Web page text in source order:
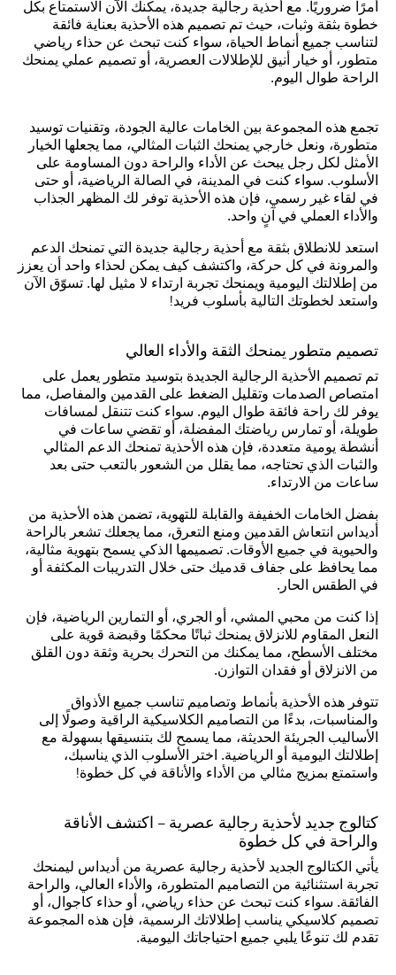
أمرًا ضروريًا. مع أحذية رجالية جديدة، يمكنك الآن الاستمتاع بكل
خطوة بثقة وثبات، حيث تم تصميم هذه الأحذية بعناية فائقة
لتناسب جميع أنماط الحياة، سواء كنت تبحث عن حذاء رياضي
متطور، أو خيار أنيق للإطلالات العصرية، أو تصميم عملي يمنحك
الراحة طوال اليوم.
تجمع هذه المجموعة بين الخامات عالية الجودة، وتقنيات توسيد
متطورة، ونعل خارجي يمنحك الثبات المثالي، مما يجعلها الخيار
الأمثل لكل رجل يبحث عن الأداء والراحة دون المساومة على
الأسلوب. سواء كنت في المدينة، في الصالة الرياضية، أو حتى
في لقاء غير رسمي، فإن هذه الأحذية توفر لك المظهر الجذاب
والأداء العملي في آنٍ واحد.
استعد للانطلاق بثقة مع أحذية رجالية جديدة التي تمنحك الدعم
والمرونة في كل حركة، واكتشف كيف يمكن لحذاء واحد أن يعزز
من إطلالتك اليومية ويمنحك تجربة ارتداء لا مثيل لها. تسوّق الآن
واستعد لخطوتك التالية بأسلوب فريد!
تصميم متطور يمنحك الثقة والأداء العالي
تم تصميم الأحذية الرجالية الجديدة بتوسيد متطور يعمل على
امتصاص الصدمات وتقليل الضغط على القدمين والمفاصل، مما
يوفر لك راحة فائقة طوال اليوم. سواء كنت تتنقل لمسافات
طويلة، أو تمارس رياضتك المفضلة، أو تقضي ساعات في
أنشطة يومية متعددة، فإن هذه الأحذية تمنحك الدعم المثالي
والثبات الذي تحتاجه، مما يقلل من الشعور بالتعب حتى بعد
ساعات من الارتداء.
بفضل الخامات الخفيفة والقابلة للتهوية، تضمن هذه الأحذية من
أديداس انتعاش القدمين ومنع التعرق، مما يجعلك تشعر بالراحة
والحيوية في جميع الأوقات. تصميمها الذكي يسمح بتهوية مثالية،
مما يحافظ على جفاف قدميك حتى خلال التدريبات المكثفة أو
في الطقس الحار.
إذا كنت من محبي المشي، أو الجري، أو التمارين الرياضية، فإن
النعل المقاوم للانزلاق يمنحك ثباتًا محكمًا وقبضة قوية على
مختلف الأسطح، مما يمكنك من التحرك بحرية وثقة دون القلق
من الانزلاق أو فقدان التوازن.
تتوفر هذه الأحذية بأنماط وتصاميم تناسب جميع الأذواق
والمناسبات، بدءًا من التصاميم الكلاسيكية الراقية وصولًا إلى
الأساليب الجريئة الحديثة، مما يسمح لك بتنسيقها بسهولة مع
إطلالتك اليومية أو الرياضية. اختر الأسلوب الذي يناسبك،
واستمتع بمزيج مثالي من الأداء والأناقة في كل خطوة!
كتالوج جديد لأحذية رجالية عصرية – اكتشف الأناقة
والراحة في كل خطوة
يأتي الكتالوج الجديد لأحذية رجالية عصرية من أديداس ليمنحك
تجربة استثنائية من التصاميم المتطورة، والأداء العالي، والراحة
الفائقة. سواء كنت تبحث عن حذاء رياضي، أو حذاء كاجوال، أو
تصميم كلاسيكي يناسب إطلالاتك الرسمية، فإن هذه المجموعة
تقدم لك تنوعًا يلبي جميع احتياجاتك اليومية.